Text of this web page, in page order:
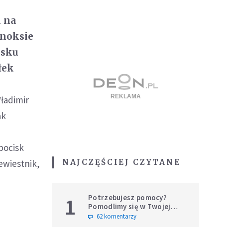
na
NAJCZĘŚCIEJ CZYTANE
1
Potrzebujesz pomocy?
Pomodlimy się w Twojej
intencji
62 komentarzy